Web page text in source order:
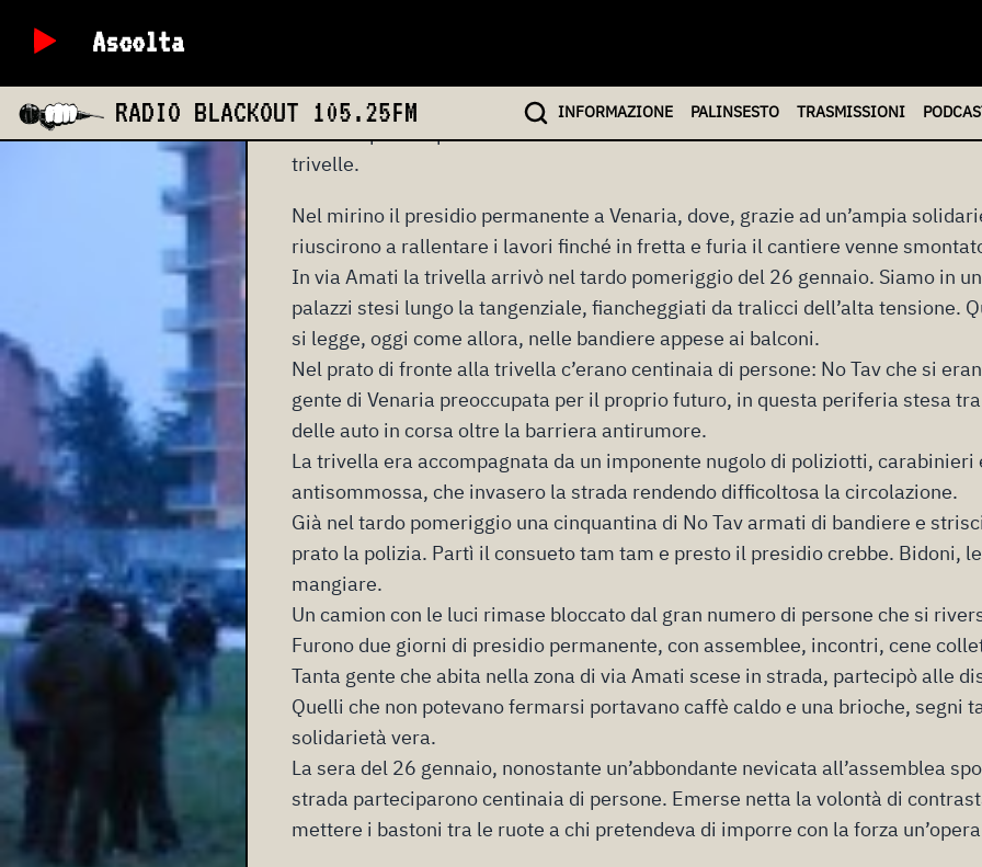
Ascolta
RADIO BLACKOUT 105.25FM INFORMAZIONE PALINSESTO TRASMISSIONI
Giovedì 26 marzo, al tribunale di Torino, verrà emessa la sentenza contro 27
violenza privata per uno dei tanti momenti di lotta No Tav dell’inverno del
trivelle.
Nel mirino il presidio permanente a Venaria, dove, grazie ad un’ampia
riuscirono a rallentare i lavori finché in fretta e furia il cantiere venne
In via Amati la trivella arrivò nel tardo pomeriggio del 26 gennaio. Siamo in
palazzi stesi lungo la tangenziale, fiancheggiati da tralicci dell’alta tensione.
si legge, oggi come allora, nelle bandiere appese ai balconi.
Nel prato di fronte alla trivella c’erano centinaia di persone: No Tav che si
gente di Venaria preoccupata per il proprio futuro, in questa periferia stesa
delle auto in corsa oltre la barriera antirumore.
La trivella era accompagnata da un imponente nugolo di poliziotti,
antisommossa, che invasero la strada rendendo difficoltosa la circolazione.
Già nel tardo pomeriggio una cinquantina di No Tav armati di bandiere e
prato la polizia. Partì il consueto tam tam e presto il presidio crebbe. Bidoni,
mangiare.
Un camion con le luci rimase bloccato dal gran numero di persone che si
Furono due giorni di presidio permanente, con assemblee, incontri, cene
Tanta gente che abita nella zona di via Amati scese in strada, partecipò alle
Quelli che non potevano fermarsi portavano caffè caldo e una brioche, segni
solidarietà vera.
La sera del 26 gennaio, nonostante un’abbondante nevicata all’assemblea
strada parteciparono centinaia di persone. Emerse netta la volontà di
mettere i bastoni tra le ruote a chi pretendeva di imporre con la forza